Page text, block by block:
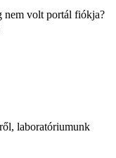
nem volt portál fiókja?
laboratóriumunk